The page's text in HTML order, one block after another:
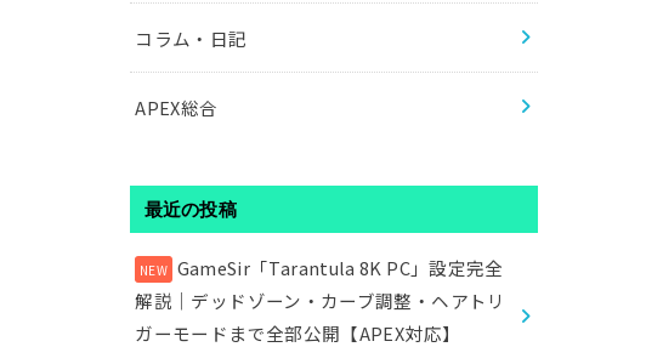
コラム・日記
APEX総合
最近の投稿
GameSir「Tarantula 8K PC」設定完全
解説｜デッドゾーン・カーブ調整・ヘアトリ
ガーモードまで全部公開【APEX対応】